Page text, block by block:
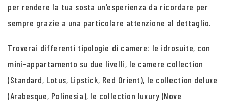
per rendere la tua sosta un’esperienza da ricordare per
sempre grazie a una particolare attenzione al dettaglio.
Troverai differenti tipologie di camere: le idrosuite, con
mini-appartamento su due livelli, le camere collection
(Standard, Lotus, Lipstick, Red Orient), le collection deluxe
(Arabesque, Polinesia), le collection luxury (Nove